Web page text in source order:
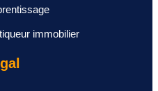
immobilier